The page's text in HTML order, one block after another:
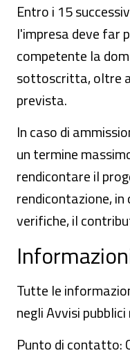
Entro i 15
l'impresa deve far
competente la
sottoscritta, oltre
prevista.
In caso di
un termine
rendicontare il
rendicontazione,
verifiche, il
Tutte le
negli Avvisi
Punto di contatto: